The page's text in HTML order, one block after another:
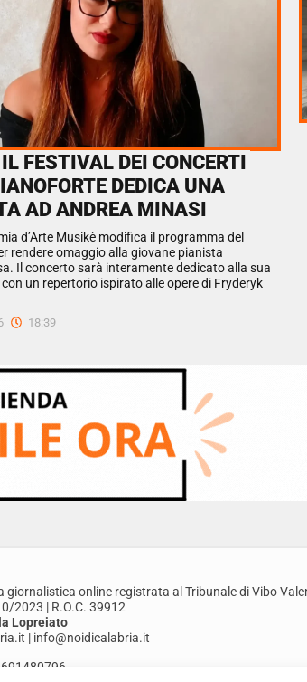
FESTIVAL DEI CONCERTI
DEDICA UNA
AD ANDREA MINASI
d’Arte Musikè modifica il programma del
rendere omaggio alla giovane pianista
Il concerto sarà interamente dedicato alla sua
un repertorio ispirato alle opere di Fryderyk
18:39
giornalistica online registrata al Tribunale di Vibo
2023 | R.O.C. 39912
Lopreiato
| info@noidicalabria.it